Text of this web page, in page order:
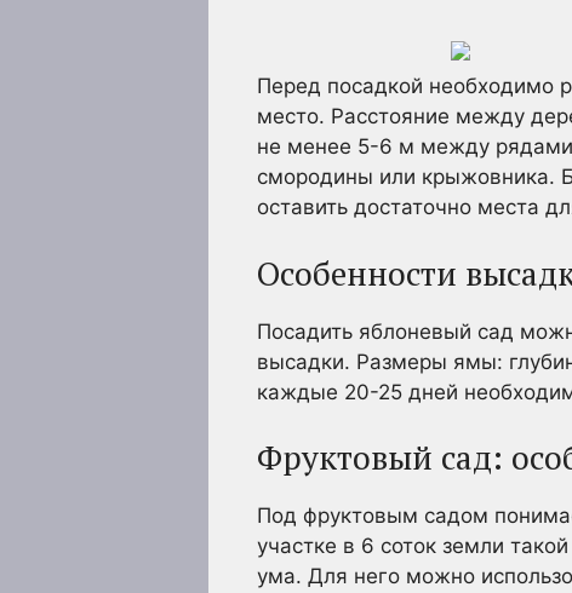
Перед посадкой необходимо
место. Расстояние между
не менее 5-6 м между
смородины или крыжовника.
оставить достаточно места
Особенности
Посадить яблоневый сад
высадки. Размеры ямы:
каждые 20-25 дней
Фруктовый сад:
Под фруктовым садом
участке в 6 соток земли
ума. Для него можно